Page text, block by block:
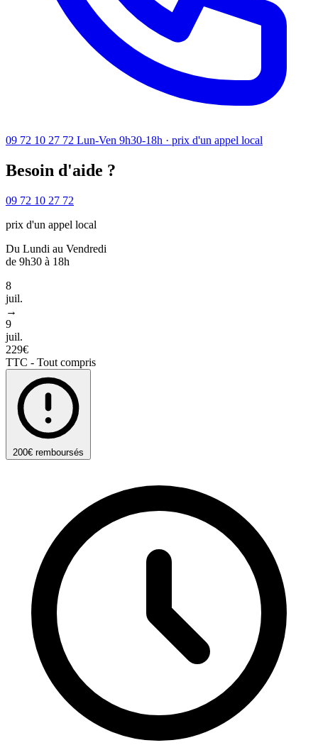
09 72 10 27 72 Lun-Ven 9h30-18h · prix d'un appel local
Besoin d'aide ?
09 72 10 27 72
prix d'un appel local
Du Lundi au Vendredi
de 9h30 à 18h
8
juil.
→
9
juil.
229€
TTC - Tout compris
200€ remboursés